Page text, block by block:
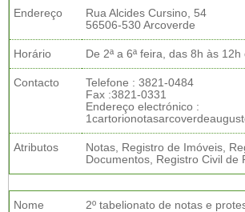
Endereço
Rua Alcides Cursino, 54
56506-530 Arcoverde
Horário De 2ª a 6ª feira, das 8h às 12h
Contacto
Telefone : 3821-0484
Fax :3821-0331
Endereço electrónico :
Atributos
Notas, Registro de Imóveis,
Documentos, Registro Civil de
Nome 2º tabelionato de notas e